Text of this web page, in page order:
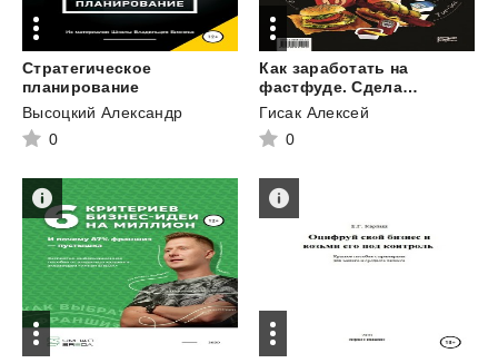
Стратегическое
планирование
Высоцкий Александр
0
Как заработать на
фастфуде. Сделаем это по-быстрому!
Гисак Алексей
0